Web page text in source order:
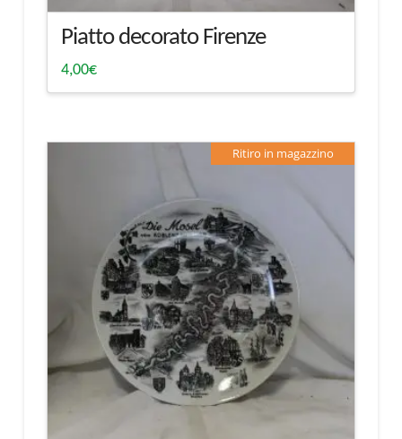
Piatto decorato Firenze
4,00€
Ritiro in magazzino